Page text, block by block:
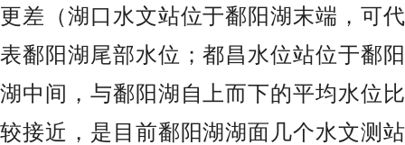
更差（湖口水文站位于鄱阳湖末端，可代
表鄱阳湖尾部水位；都昌水位站位于鄱阳
湖中间，与鄱阳湖自上而下的平均水位比
较接近，是目前鄱阳湖湖面几个水文测站